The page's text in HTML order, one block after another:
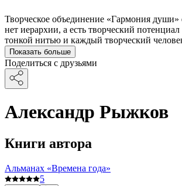
Творческое объединение «Гармония
нет иерархии, а есть творческий
тонкой нитью и каждый творческий
Показать больше
Поделиться с друзьями
Александр Рыжков
Книги автора
Альманах «Времена года»
5